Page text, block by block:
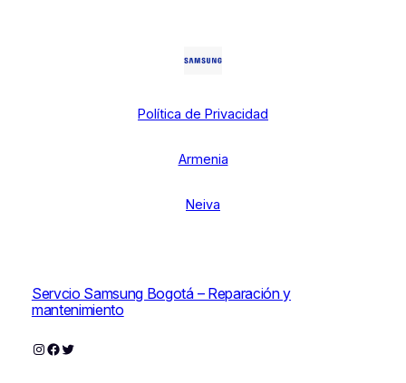
Política de Privacidad
Armenia
Neiva
Servcio Samsung Bogotá – Reparación y
mantenimiento
Instagram
Facebook
Twitter